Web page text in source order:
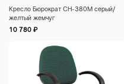
Кресло Бюрократ CH-380M серый/
желтый жемчуг
10 780 ₽